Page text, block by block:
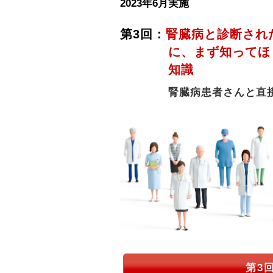
2023年6月実施
第3回： 腎臓病と診断され
に、まず知って
知識
腎臓病患者さんと直
第3